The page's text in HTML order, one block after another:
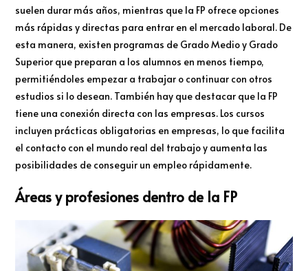
suelen durar más años, mientras que la FP ofrece opciones
más rápidas y directas para entrar en el mercado laboral. De
esta manera, existen programas de Grado Medio y Grado
Superior que preparan a los alumnos en menos tiempo,
permitiéndoles empezar a trabajar o continuar con otros
estudios si lo desean. También hay que destacar que la FP
tiene una conexión directa con las empresas. Los cursos
incluyen prácticas obligatorias en empresas, lo que facilita
el contacto con el mundo real del trabajo y aumenta las
posibilidades de conseguir un empleo rápidamente.
Áreas y profesiones dentro de la FP